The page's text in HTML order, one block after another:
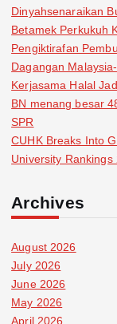
Dinyahsenaraikan
Betamek Perkukuh
Pengiktirafan
Dagangan
Kerjasama Halal
BN menang besar
SPR
CUHK Breaks Into
University Rankings
Archives
August 2026
July 2026
June 2026
May 2026
April 2026